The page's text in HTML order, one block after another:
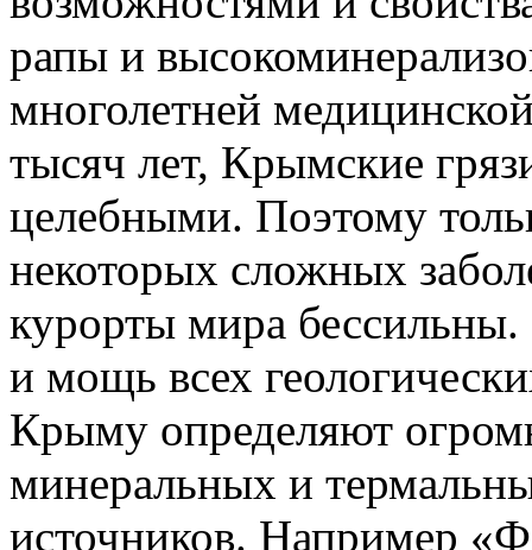
рапы и
многолетней
тысяч лет, Крымские
целебными. Поэтому
некоторых сложных
курорты мира
и мощь всех
Крыму определяют
минеральных и
источников. Например